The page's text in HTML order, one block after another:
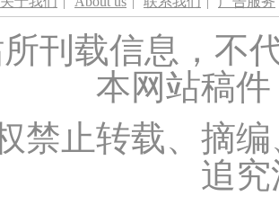
刊载信息，不
本网站稿
禁止转载、摘
追